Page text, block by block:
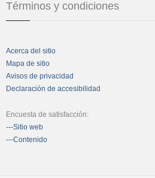
Términos y condiciones
Acerca del sitio
Mapa de sitio
Avisos de privacidad
Declaración de accesibilidad
Encuesta de satisfacción:
---Sitio web
---Contenido